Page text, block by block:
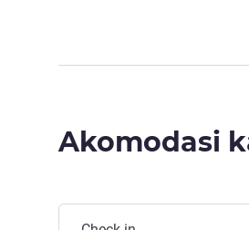
Akomodasi